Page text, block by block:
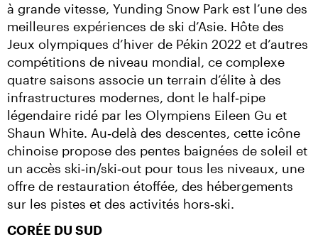
à grande vitesse, Yunding Snow Park est l’une des
meilleures expériences de ski d’Asie. Hôte des
Jeux olympiques d’hiver de Pékin 2022 et d’autres
compétitions de niveau mondial, ce complexe
quatre saisons associe un terrain d’élite à des
infrastructures modernes, dont le half‑pipe
légendaire ridé par les Olympiens Eileen Gu et
Shaun White. Au‑delà des descentes, cette icône
chinoise propose des pentes baignées de soleil et
un accès ski‑in/ski‑out pour tous les niveaux, une
offre de restauration étoffée, des hébergements
sur les pistes et des activités hors‑ski.
CORÉE DU SUD